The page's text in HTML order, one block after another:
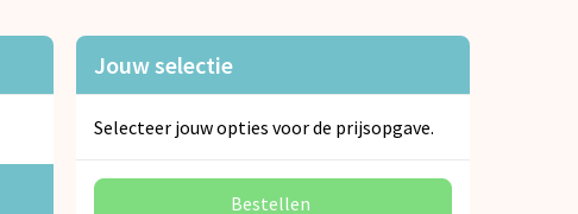
Jouw selectie
Selecteer jouw opties voor de prijsopgave.
Bestellen